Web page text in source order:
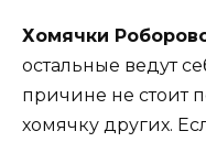
Хомячки
остальные ведут
причине не стоит
хомячку других.